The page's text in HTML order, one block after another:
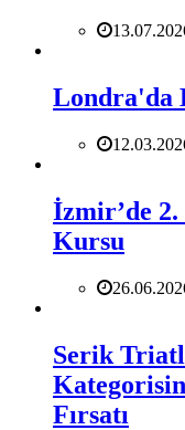
Londra'da
İzmir’de
Kursu
Serik
Fırsatı